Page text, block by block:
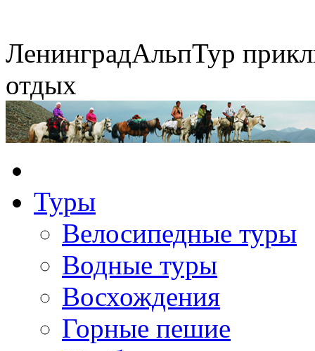
ЛенинградАльпТур
отдых
Туры
Велосипедные туры
Водные туры
Восхождения
Горные пешие